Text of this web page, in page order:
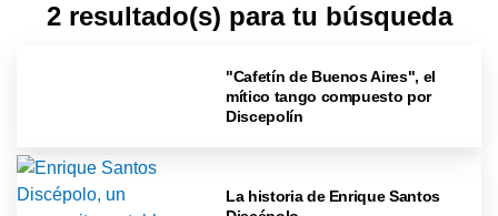
2 resultado(s) para tu búsqueda
"Cafetín de Buenos Aires", el
mítico tango compuesto por
Discepolín
La historia de Enrique Santos